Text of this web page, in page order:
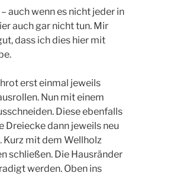
auch wenn es nicht jeder in
auch gar nicht tun. Mir
dass ich dies hier mit
erst einmal jeweils
Nun mit einem
Diese ebenfalls
Dreiecke dann jeweils neu
Kurz mit dem Wellholz
schließen. Die Hausränder
werden. Oben ins